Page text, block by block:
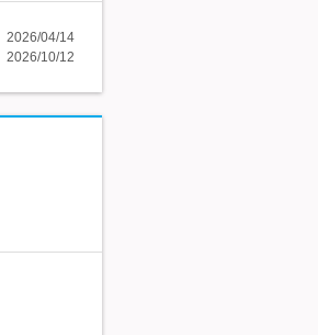
2026/04/14
2026/10/12